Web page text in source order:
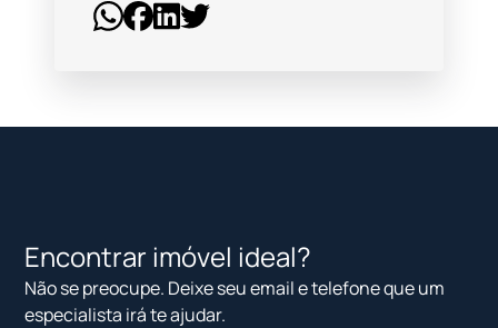
Encontrar imóvel ideal?
Não se preocupe. Deixe seu email e telefone que um
especialista irá te ajudar.